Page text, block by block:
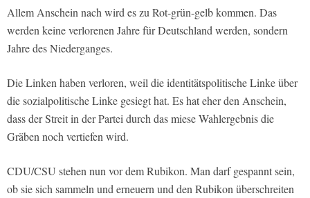
Allem Anschein nach wird es zu Rot-grün-gelb kommen. Das
werden keine verlorenen Jahre für Deutschland werden, sondern
Jahre des Niederganges.
Die Linken haben verloren, weil die identitätspolitische Linke über
die sozialpolitische Linke gesiegt hat. Es hat eher den Anschein,
dass der Streit in der Partei durch das miese Wahlergebnis die
Gräben noch vertiefen wird.
CDU/CSU stehen nun vor dem Rubikon. Man darf gespannt sein,
ob sie sich sammeln und erneuern und den Rubikon überschreiten